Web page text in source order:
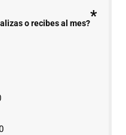
o recibes al mes?*